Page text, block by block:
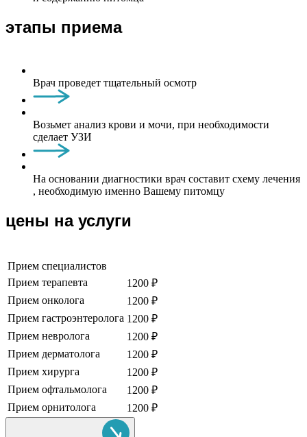
этапы приема
Врач проведет тщательный осмотр
Возьмет анализ крови и мочи, при необходимости
сделает УЗИ
На основании диагностики врач составит схему лечения
, необходимую именно Вашему питомцу
цены на услуги
Прием специалистов
Прием терапевта
1200 ₽
Прием онколога
1200 ₽
Прием гастроэнтеролога 1200 ₽
Прием невролога
1200 ₽
Прием дерматолога
1200 ₽
Прием хирурга
1200 ₽
Прием офтальмолога
1200 ₽
Прием орнитолога
1200 ₽